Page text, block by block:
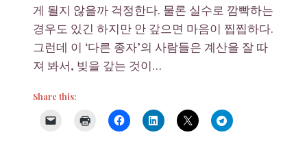
게 될지 않을까 걱정한다. 물론 실수로 깜빡하는
경우도 있긴 하지만 안 갚으면 마음이 찝찝하다.
그런데 이 ‘다른 종자’의 사람들은 계산을 잘 따
져 봐서, 빚을 갚는 것이…
Share this: